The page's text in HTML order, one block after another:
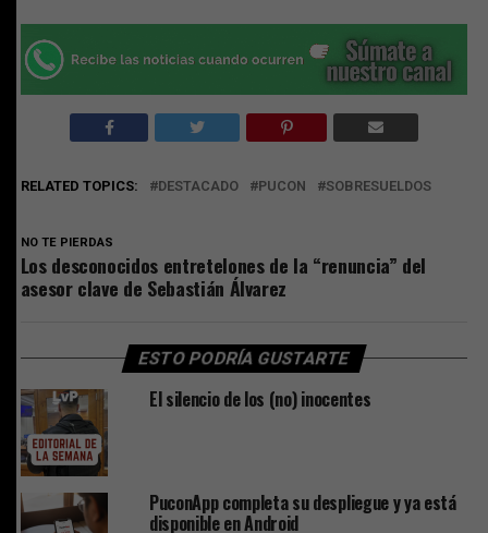
RELATED TOPICS: DESTACADO PUCON SOBRESUELDOS
NO TE PIERDAS
Los desconocidos entretelones de la “renuncia” del
asesor clave de Sebastián Álvarez
ESTO PODRÍA GUSTARTE
El silencio de los (no) inocentes
PuconApp completa su despliegue y ya está
disponible en Android